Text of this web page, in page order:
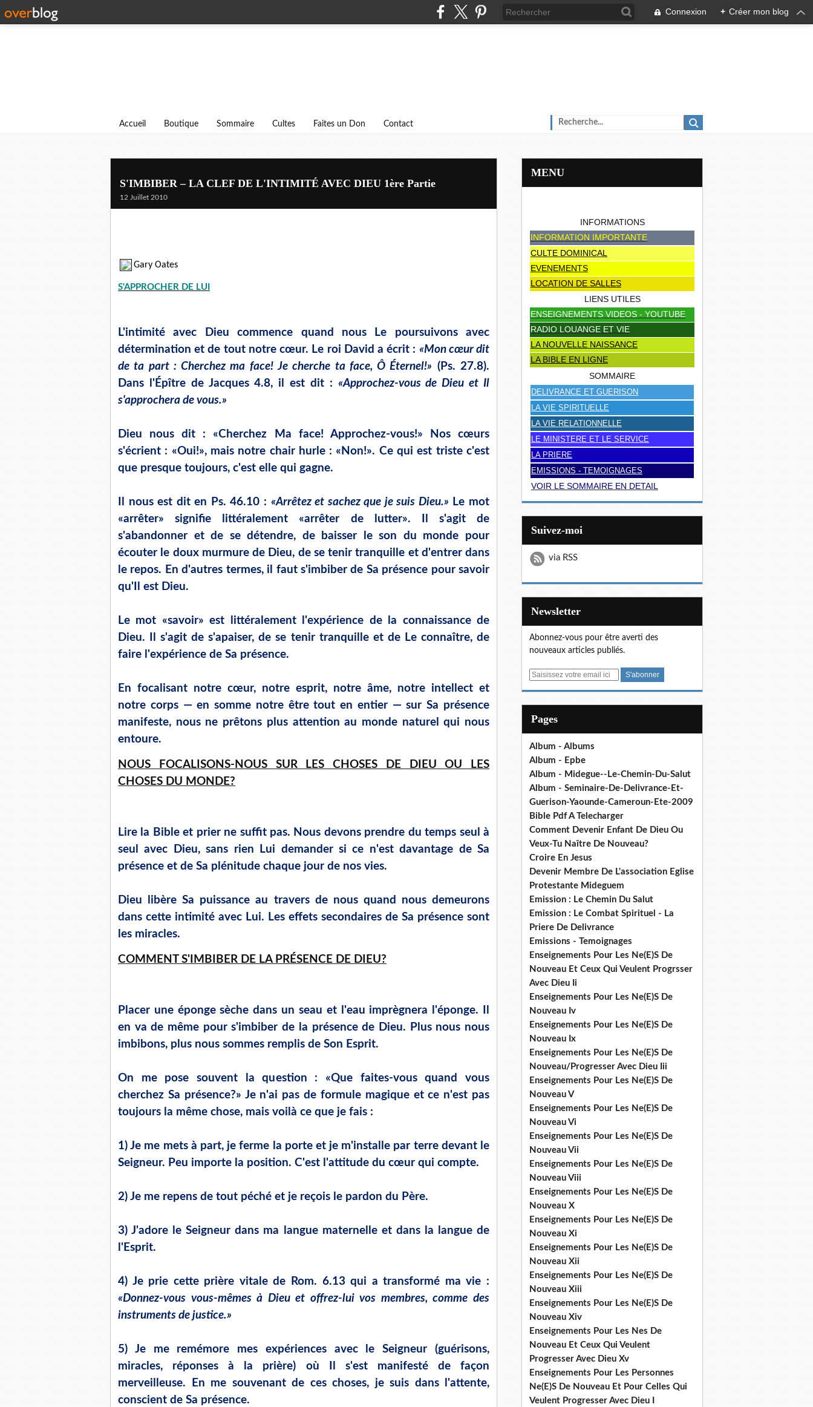
Connexion + Créer mon blog
Accueil Boutique Sommaire Cultes Faites un Don Contact
S'IMBIBER – LA CLEF DE L'INTIMITÉ AVEC DIEU 1ère Partie
12 Juillet 2010
Gary Oates
S'APPROCHER DE LUI
L'intimité avec Dieu commence quand nous Le poursuivons avec
détermination et de tout notre cœur. Le roi David a écrit : «Mon cœur dit
de ta part : Cherchez ma face! Je cherche ta face, Ô Éternel!» (Ps. 27.8).
Dans l'Épître de Jacques 4.8, il est dit : «Approchez-vous de Dieu et Il
s'approchera de vous.»
Dieu nous dit : «Cherchez Ma face! Approchez-vous!» Nos cœurs
s'écrient : «Oui!», mais notre chair hurle : «Non!». Ce qui est triste c'est
que presque toujours, c'est elle qui gagne.
Il nous est dit en Ps. 46.10 : «Arrêtez et sachez que je suis Dieu.» Le mot
«arrêter» signifie littéralement «arrêter de lutter». Il s'agit de
s'abandonner et de se détendre, de baisser le son du monde pour
écouter le doux murmure de Dieu, de se tenir tranquille et d'entrer dans
le repos. En d'autres termes, il faut s'imbiber de Sa présence pour savoir
qu'Il est Dieu.
Le mot «savoir» est littéralement l'expérience de la connaissance de
Dieu. Il s'agit de s'apaiser, de se tenir tranquille et de Le connaître, de
faire l'expérience de Sa présence.
En focalisant notre cœur, notre esprit, notre âme, notre intellect et
notre corps — en somme notre être tout en entier — sur Sa présence
manifeste, nous ne prêtons plus attention au monde naturel qui nous
entoure.
NOUS FOCALISONS-NOUS SUR LES CHOSES DE DIEU OU LES
CHOSES DU MONDE?
Lire la Bible et prier ne suffit pas. Nous devons prendre du temps seul à
seul avec Dieu, sans rien Lui demander si ce n'est davantage de Sa
présence et de Sa plénitude chaque jour de nos vies.
Dieu libère Sa puissance au travers de nous quand nous demeurons
dans cette intimité avec Lui. Les effets secondaires de Sa présence sont
les miracles.
COMMENT S'IMBIBER DE LA PRÉSENCE DE DIEU?
Placer une éponge sèche dans un seau et l'eau imprègnera l'éponge. Il
en va de même pour s'imbiber de la présence de Dieu. Plus nous nous
imbibons, plus nous sommes remplis de Son Esprit.
On me pose souvent la question : «Que faites-vous quand vous
cherchez Sa présence?» Je n'ai pas de formule magique et ce n'est pas
toujours la même chose, mais voilà ce que je fais :
1) Je me mets à part, je ferme la porte et je m'installe par terre devant le
Seigneur. Peu importe la position. C'est l'attitude du cœur qui compte.
2) Je me repens de tout péché et je reçois le pardon du Père.
3) J'adore le Seigneur dans ma langue maternelle et dans la langue de
l'Esprit.
4) Je prie cette prière vitale de Rom. 6.13 qui a transformé ma vie :
«Donnez-vous vous-mêmes à Dieu et offrez-lui vos membres, comme des
instruments de justice.»
5) Je me remémore mes expériences avec le Seigneur (guérisons,
miracles, réponses à la prière) où Il s'est manifesté de façon
merveilleuse. En me souvenant de ces choses, je suis dans l'attente,
conscient de Sa présence.
MENU
INFORMATIONS
INFORMATION IMPORTANTE
CULTE DOMINICAL
EVENEMENTS
LOCATION DE SALLES
LIENS UTILES
ENSEIGNEMENTS VIDEOS - YOUTUBE
RADIO LOUANGE ET VIE
LA NOUVELLE NAISSANCE
LA BIBLE EN LIGNE
SOMMAIRE
DELIVRANCE ET GUERISON
LA VIE SPIRITUELLE
LA VIE RELATIONNELLE
LE MINISTERE ET LE SERVICE
LA PRIERE
EMISSIONS - TEMOIGNAGES
VOIR LE SOMMAIRE EN DETAIL
Suivez-moi
via RSS
Newsletter
Abonnez-vous pour être averti des
nouveaux articles publiés.
E
Pages
Album - Albums
Album - Epbe
Album - Midegue--Le-Chemin-Du-Salut
Album - Seminaire-De-Delivrance-Et-
Guerison-Yaounde-Cameroun-Ete-2009
Bible Pdf A Telecharger
Comment Devenir Enfant De Dieu Ou
Veux-Tu Naître De Nouveau?
Croire En Jesus
Devenir Membre De L'association Eglise
Protestante Mideguem
Emission : Le Chemin Du Salut
Emission : Le Combat Spirituel - La
Priere De Delivrance
Emissions - Temoignages
Enseignements Pour Les Ne(E)S De
Nouveau Et Ceux Qui Veulent Progrsser
Avec Dieu Ii
Enseignements Pour Les Ne(E)S De
Nouveau Iv
Enseignements Pour Les Ne(E)S De
Nouveau Ix
Enseignements Pour Les Ne(E)S De
Nouveau/Progresser Avec Dieu Iii
Enseignements Pour Les Ne(E)S De
Nouveau V
Enseignements Pour Les Ne(E)S De
Nouveau Vi
Enseignements Pour Les Ne(E)S De
Nouveau Vii
Enseignements Pour Les Ne(E)S De
Nouveau Viii
Enseignements Pour Les Ne(E)S De
Nouveau X
Enseignements Pour Les Ne(E)S De
Nouveau Xi
Enseignements Pour Les Ne(E)S De
Nouveau Xii
Enseignements Pour Les Ne(E)S De
Nouveau Xiii
Enseignements Pour Les Ne(E)S De
Nouveau Xiv
Enseignements Pour Les Nes De
Nouveau Et Ceux Qui Veulent
Progresser Avec Dieu Xv
Enseignements Pour Les Personnes
Ne(E)S De Nouveau Et Pour Celles Qui
Veulent Progresser Avec Dieu I